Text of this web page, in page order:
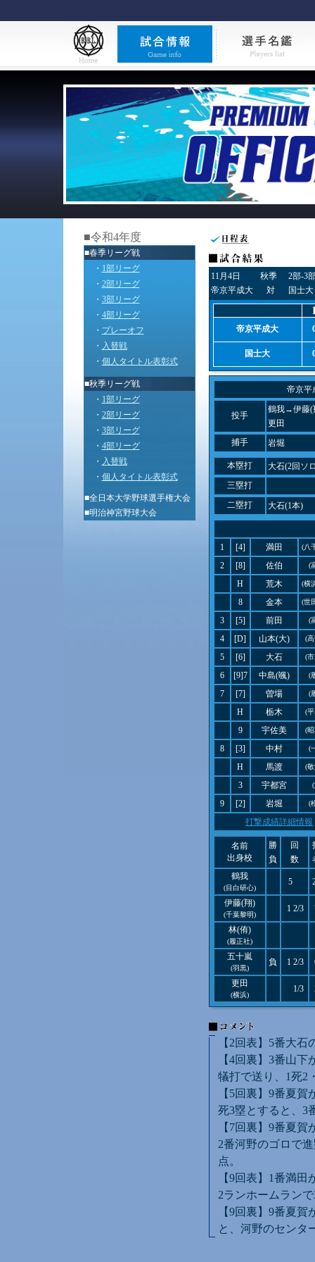
■令和4年度
■春季リーグ戦
・ 1部リーグ
・ 2部リーグ
・ 3部リーグ
・ 4部リーグ
・ プレーオフ
・ 入替戦
・ 個人タイトル表彰式
■秋季リーグ戦
・ 1部リーグ
・ 2部リーグ
・ 3部リーグ
・ 4部リーグ
・ 入替戦
・ 個人タイトル表彰式
■全日本大学野球選手権大会
■明治神宮野球大会
11月4日 秋季
2部-3
帝京平成大
対 国士大
帝京平成大
国士大
帝京平
投手
鶴我→伊藤
更田
捕手
岩堀
本塁打
大石(2回ソ
三塁打
二塁打
大石(1本)
1 [4] 満田 (八
2 [8] 佐伯 (
H 荒木 (横
8 金本 (世
3 [5] 前田 (
4 [D] 山本(大) (
5 [6] 大石 (
6 [9]7 中島(颯) (
7 [7] 曽場 (
H 栃木 (
9 宇佐美 (
8 [3] 中村 (
H 馬渡 (
3 宇都宮
9 [2] 岩堀 (
打撃成績詳細情報
名前
出身校
勝
負
回
数
鶴我
(目白研心)
5
伊藤(翔)
(千葉黎明)
1 2/3
林(侑)
(履正社)
五十嵐
(羽黒)
負 1 2/3
更田
(横浜)
1/3
【2回表】5番大
【4回裏】3番山
犠打で送り、1死2
【5回裏】9番夏
死3塁とすると、3
【7回裏】9番夏
2番河野のゴロで
点。
【9回表】1番満
2ランホームラン
【9回裏】9番夏
と、河野のセンタ